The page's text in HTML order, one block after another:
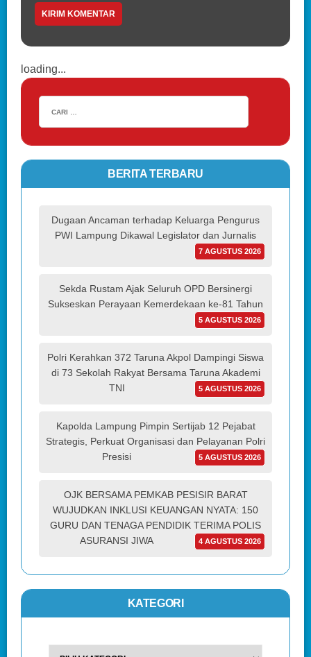
loading...
BERITA TERBARU
Dugaan Ancaman terhadap Keluarga Pengurus
PWI Lampung Dikawal Legislator dan Jurnalis
7 AGUSTUS 2026
Sekda Rustam Ajak Seluruh OPD Bersinergi
Sukseskan Perayaan Kemerdekaan ke-81 Tahun
5 AGUSTUS 2026
Polri Kerahkan 372 Taruna Akpol Dampingi Siswa
di 73 Sekolah Rakyat Bersama Taruna Akademi
TNI
5 AGUSTUS 2026
Kapolda Lampung Pimpin Sertijab 12 Pejabat
Strategis, Perkuat Organisasi dan Pelayanan Polri
Presisi
5 AGUSTUS 2026
OJK BERSAMA PEMKAB PESISIR BARAT
WUJUDKAN INKLUSI KEUANGAN NYATA: 150
GURU DAN TENAGA PENDIDIK TERIMA POLIS
ASURANSI JIWA
4 AGUSTUS 2026
KATEGORI